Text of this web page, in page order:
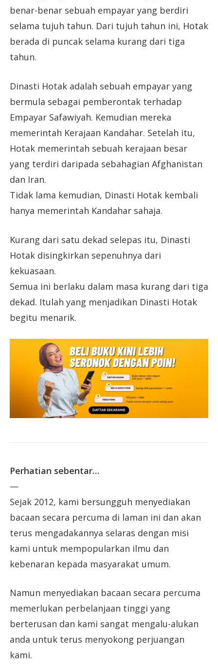
benar-benar sebuah empayar yang berdiri
selama tujuh tahun. Dari tujuh tahun ini, Hotak
berada di puncak selama kurang dari tiga
tahun.
Dinasti Hotak adalah sebuah empayar yang
bermula sebagai pemberontak terhadap
Empayar Safawiyah. Kemudian mereka
memerintah Kerajaan Kandahar. Setelah itu,
Hotak memerintah sebuah kerajaan besar
yang terdiri daripada sebahagian Afghanistan
dan Iran.
Tidak lama kemudian, Dinasti Hotak kembali
hanya memerintah Kandahar sahaja.
Kurang dari satu dekad selepas itu, Dinasti
Hotak disingkirkan sepenuhnya dari
kekuasaan.
Semua ini berlaku dalam masa kurang dari tiga
dekad. Itulah yang menjadikan Dinasti Hotak
begitu menarik.
Perhatian sebentar…
—
Sejak 2012, kami bersungguh menyediakan
bacaan secara percuma di laman ini dan akan
terus mengadakannya selaras dengan misi
kami untuk mempopularkan ilmu dan
kebenaran kepada masyarakat umum.
Namun menyediakan bacaan secara percuma
memerlukan perbelanjaan tinggi yang
berterusan dan kami sangat mengalu-alukan
anda untuk terus menyokong perjuangan
kami.